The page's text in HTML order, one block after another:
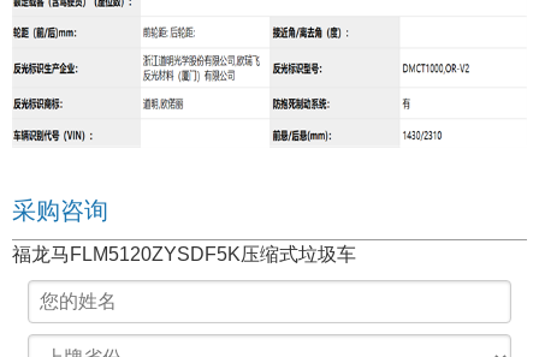
采购咨询
福龙马FLM5120ZYSDF5K压缩式垃圾车